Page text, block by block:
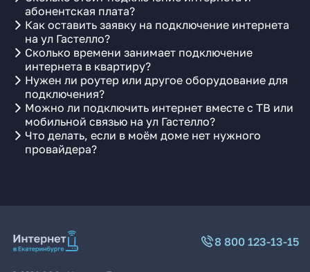
абонентская плата?
Как оставить заявку на подключение интернета
на ул Гастелло?
Сколько времени занимает подключение
интернета в квартиру?
Нужен ли роутер или другое оборудование для
подключения?
Можно ли подключить интернет вместе с ТВ или
мобильной связью на ул Гастелло?
Что делать, если в моём доме нет нужного
провайдера?
8 800 123-13-15